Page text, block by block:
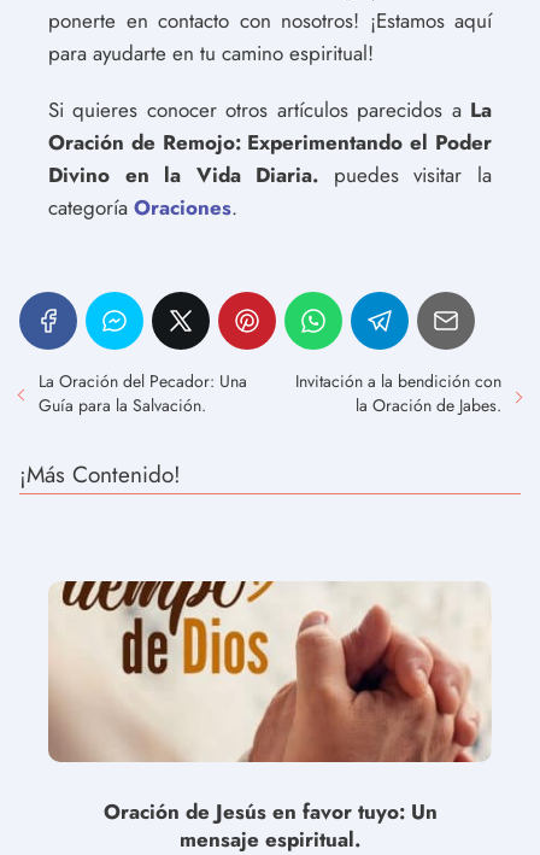
ponerte en contacto con nosotros! ¡Estamos aquí
para ayudarte en tu camino espiritual!
Si quieres conocer otros artículos parecidos a La
Oración de Remojo: Experimentando el Poder
Divino en la Vida Diaria. puedes visitar la
categoría Oraciones.
La Oración del Pecador: Una
Guía para la Salvación.
Invitación a la bendición con
la Oración de Jabes.
¡Más Contenido!
Oración de Jesús en favor tuyo: Un
mensaje espiritual.